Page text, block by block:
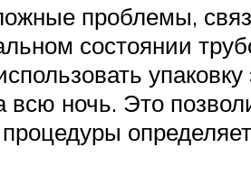
проблемы,
состоянии
всю ночь. Это